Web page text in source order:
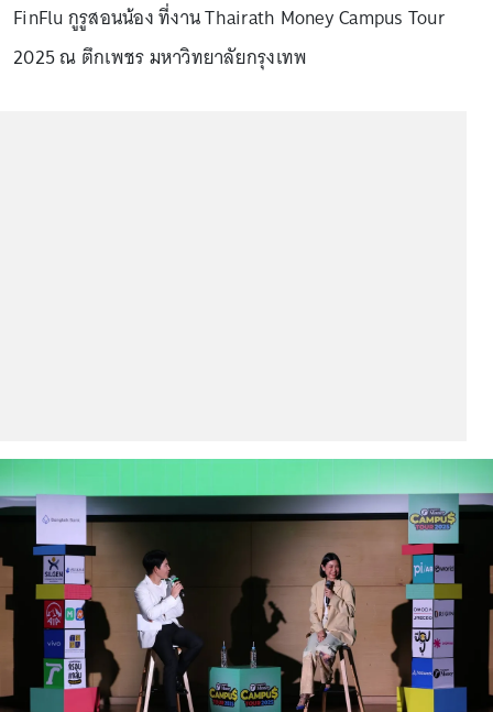
FinFlu กูรูสอนน้อง ที่งาน Thairath Money Campus Tour
2025 ณ ตึกเพชร มหาวิทยาลัยกรุงเทพ